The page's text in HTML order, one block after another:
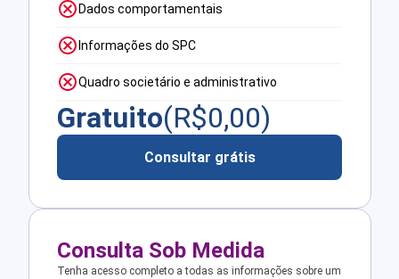
Dados comportamentais
Informações do SPC
Quadro societário e administrativo
Gratuito(R$0,00)
Consultar grátis
Consulta Sob Medida
Tenha acesso completo a todas as informações sobre um